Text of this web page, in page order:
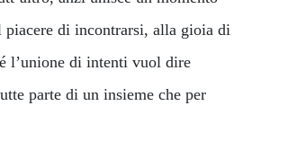
piacere di incontrarsi, alla gioia di
l’unione di intenti vuol dire
parte di un insieme che per